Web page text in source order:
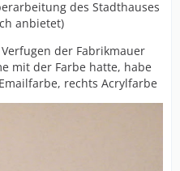
des Stadthauses
anbietet)
der Fabrikmauer
mit der Farbe hatte, habe
rechts Acrylfarbe